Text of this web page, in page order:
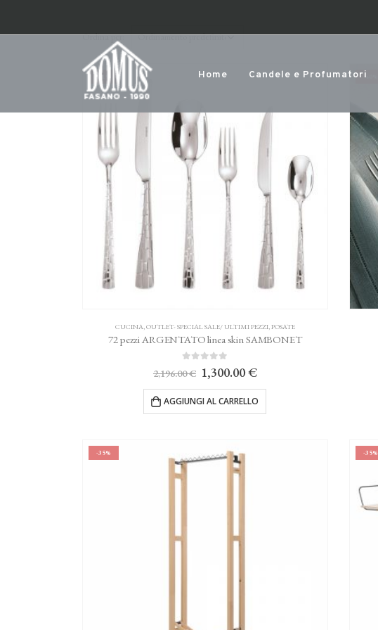
Home Candele e Profumatori
Ordina per:
CUCINA,OUTLET- SPECIAL SALE/ ULTIMI PEZZI,POSATE
72 pezzi ARGENTATO linea skin SAMBONET
Su 5
2,196.00€ Il
prezzo
originale
era:
1,300.00€Il
attuale
è:
AGGIUNGI AL CARRELLO
-40%
-35% -35%